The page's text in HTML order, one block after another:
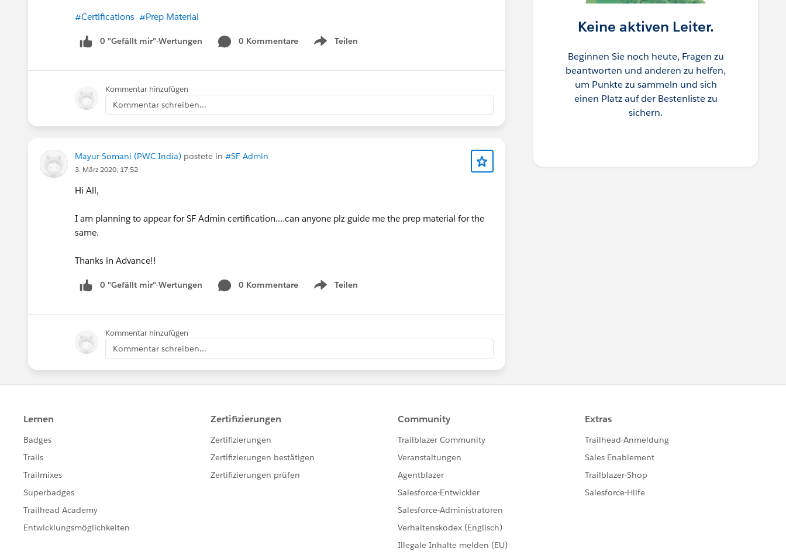
#Certifications #Prep Material
0 "Gefällt mir"-Wertungen 0 Kommentare Teilen
Show menu
Kommentar hinzufügen
Kommentar schreiben...
Mayur Somani (PWC India) postete in #SF Admin
3. März 2020, 17:52
Hi All,
I am planning to appear for SF Admin certification....can anyone plz guide me the prep material for the
same.
Thanks in Advance!!
0 "Gefällt mir"-Wertungen 0 Kommentare Teilen
Show menu
Kommentar hinzufügen
Kommentar schreiben...
Keine aktiven Leiter.
Beginnen Sie noch heute, Fragen zu
beantworten und anderen zu helfen,
um Punkte zu sammeln und sich
einen Platz auf der Bestenliste zu
sichern.